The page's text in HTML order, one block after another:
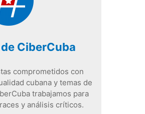
CiberCuba
comprometidos con
cubana y temas de
trabajamos para
y análisis críticos.